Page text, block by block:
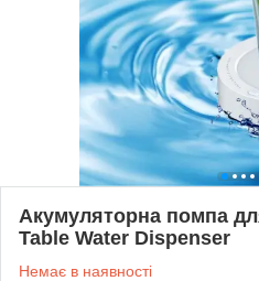
Акумуляторна помпа
Table Water Dispenser
Немає в наявності